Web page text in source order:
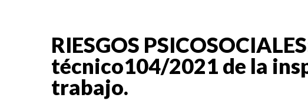
RIESGOS
técnico104/2021 de la
trabajo.